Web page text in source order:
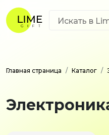
Главная страница Каталог